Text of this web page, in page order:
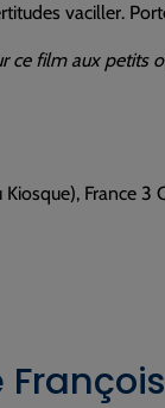
vaciller.
ce film aux petits
France 3